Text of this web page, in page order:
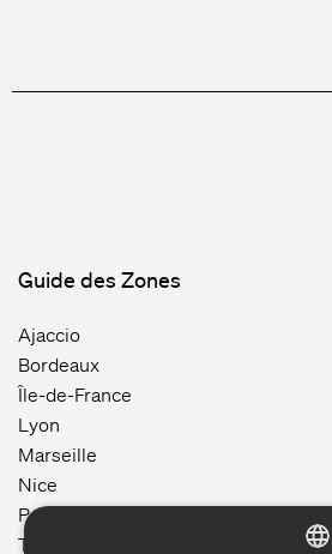
Guide des Zones
Ajaccio
Bordeaux
Île-de-France
Lyon
Marseille
Nice
Paris
Toulouse